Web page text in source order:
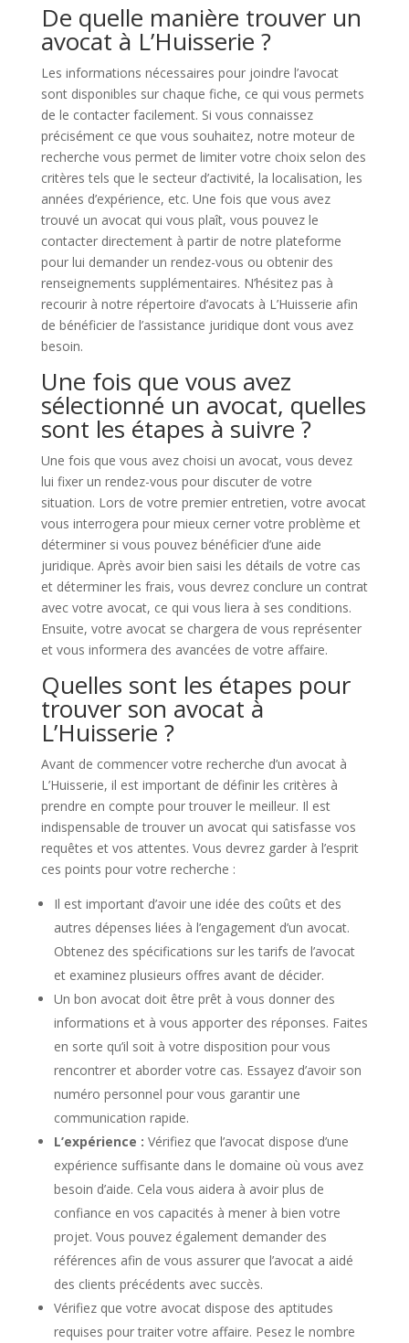
De quelle manière trouver un
avocat à L’Huisserie ?
Les informations nécessaires pour joindre l’avocat
sont disponibles sur chaque fiche, ce qui vous permets
de le contacter facilement. Si vous connaissez
précisément ce que vous souhaitez, notre moteur de
recherche vous permet de limiter votre choix selon des
critères tels que le secteur d’activité, la localisation, les
années d’expérience, etc. Une fois que vous avez
trouvé un avocat qui vous plaît, vous pouvez le
contacter directement à partir de notre plateforme
pour lui demander un rendez-vous ou obtenir des
renseignements supplémentaires. N’hésitez pas à
recourir à notre répertoire d’avocats à L’Huisserie afin
de bénéficier de l’assistance juridique dont vous avez
besoin.
Une fois que vous avez
sélectionné un avocat, quelles
sont les étapes à suivre ?
Une fois que vous avez choisi un avocat, vous devez
lui fixer un rendez-vous pour discuter de votre
situation. Lors de votre premier entretien, votre avocat
vous interrogera pour mieux cerner votre problème et
déterminer si vous pouvez bénéficier d’une aide
juridique. Après avoir bien saisi les détails de votre cas
et déterminer les frais, vous devrez conclure un contrat
avec votre avocat, ce qui vous liera à ses conditions.
Ensuite, votre avocat se chargera de vous représenter
et vous informera des avancées de votre affaire.
Quelles sont les étapes pour
trouver son avocat à
L’Huisserie ?
Avant de commencer votre recherche d’un avocat à
L’Huisserie, il est important de définir les critères à
prendre en compte pour trouver le meilleur. Il est
indispensable de trouver un avocat qui satisfasse vos
requêtes et vos attentes. Vous devrez garder à l’esprit
ces points pour votre recherche :
Il est important d’avoir une idée des coûts et des
autres dépenses liées à l’engagement d’un avocat.
Obtenez des spécifications sur les tarifs de l’avocat
et examinez plusieurs offres avant de décider.
Un bon avocat doit être prêt à vous donner des
informations et à vous apporter des réponses. Faites
en sorte qu’il soit à votre disposition pour vous
rencontrer et aborder votre cas. Essayez d’avoir son
numéro personnel pour vous garantir une
communication rapide.
L’expérience : Vérifiez que l’avocat dispose d’une
expérience suffisante dans le domaine où vous avez
besoin d’aide. Cela vous aidera à avoir plus de
confiance en vos capacités à mener à bien votre
projet. Vous pouvez également demander des
références afin de vous assurer que l’avocat a aidé
des clients précédents avec succès.
Vérifiez que votre avocat dispose des aptitudes
requises pour traiter votre affaire. Pesez le nombre